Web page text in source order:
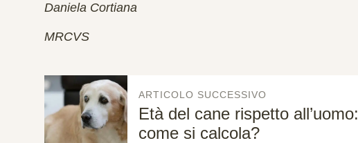
Daniela Cortiana
MRCVS
ARTICOLO SUCCESSIVO
Età del cane rispetto all’uomo:
come si calcola?